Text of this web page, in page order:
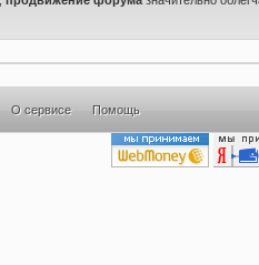
О сервисе Помощь